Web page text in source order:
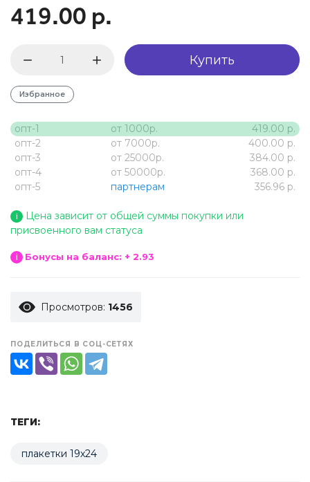
419.00 р.
Купить
Избранное
опт-1 от 1000р.
419.00 р.
опт-2
от 7000р.
400.00 р.
опт-3
от 25000р.
384.00 р.
опт-4
от 50000р.
368.00 р.
опт-5
партнерам 356.96 р.
i
Цена зависит от общей суммы покупки или
присвоенного вам статуса
i Бонусы на баланс: + 2.93
Просмотров: 1456
ПОДЕЛИТЬСЯ В СОЦ-СЕТЯХ
ТЕГИ:
плакетки 19х24